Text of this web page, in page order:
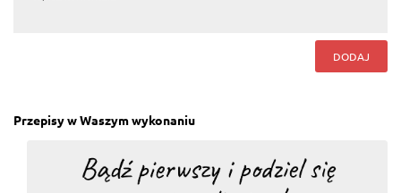
DODAJ
Przepisy w Waszym wykonaniu